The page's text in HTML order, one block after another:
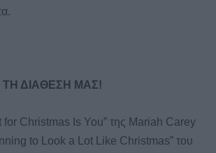
ΔΙΑΘΕΣΗ ΜΑΣ!
for Christmas Is You” της Mariah Carey
to Look a Lot Like Christmas” του